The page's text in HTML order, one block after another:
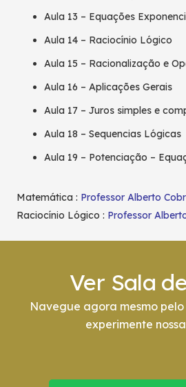
Aula 13 – Equações
Aula 14 – Raciocínio Lógico
Aula 15 – Racionalização e
Aula 16 – Aplicações Gerais
Aula 17 – Juros simples e
Aula 18 – Sequencias Lógicas
Aula 19 – Potenciação –
Matemática : Professor Alberto
Raciocínio Lógico : Professor
Ver Sala
Navegue agora mesmo
experimente